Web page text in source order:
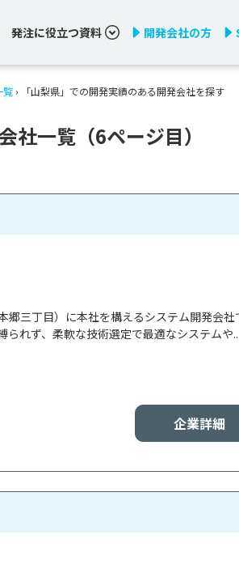
発注に役立つ資料 開発会社の方
覧 › 「山梨県」での開発実績のある開発会社を探す
社一覧（6ページ目）
郷三丁目）に本社を構えるシステム開発会社
れず、柔軟な技術選定で最適なシステムや
企業詳細